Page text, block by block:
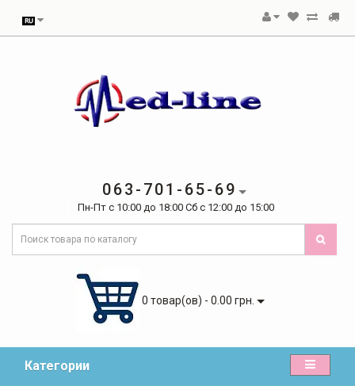
063-701-65-69
Пн-Пт с 10:00 до 18:00 Сб с 12:00 до 15:00
0 товар(ов) - 0.00 грн.
Категории